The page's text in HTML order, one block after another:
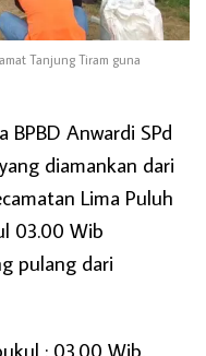
Tanjung Tiram guna
BPBD Anwardi SPd
diamankan dari
Lima Puluh
03.00 Wib
pulang dari
: 03.00 Wib,